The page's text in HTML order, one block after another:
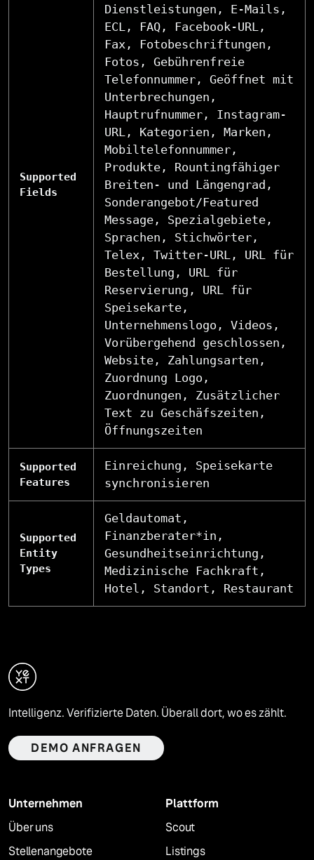
Supported
Fields
Dienstleistungen, E-Mails,
ECL, FAQ, Facebook-URL,
Fax, Fotobeschriftungen,
Fotos, Gebührenfreie
Telefonnummer, Geöffnet mit
Unterbrechungen,
Hauptrufnummer, Instagram-
URL, Kategorien, Marken,
Mobiltelefonnummer,
Produkte, Rountingfähiger
Breiten- und Längengrad,
Sonderangebot/Featured
Message, Spezialgebiete,
Sprachen, Stichwörter,
Telex, Twitter-URL, URL für
Bestellung, URL für
Reservierung, URL für
Speisekarte,
Unternehmenslogo, Videos,
Vorübergehend geschlossen,
Website, Zahlungsarten,
Zuordnung Logo,
Zuordnungen, Zusätzlicher
Text zu Geschäfszeiten,
Öffnungszeiten
Supported
Features
Einreichung, Speisekarte
synchronisieren
Supported
Entity
Types
Geldautomat,
Finanzberater*in,
Gesundheitseinrichtung,
Medizinische Fachkraft,
Hotel, Standort, Restaurant
Intelligenz. Verifizierte Daten. Überall dort, wo es zählt.
DEMO ANFRAGEN
Unternehmen
Über uns
Stellenangebote
Plattform
Scout
Listings